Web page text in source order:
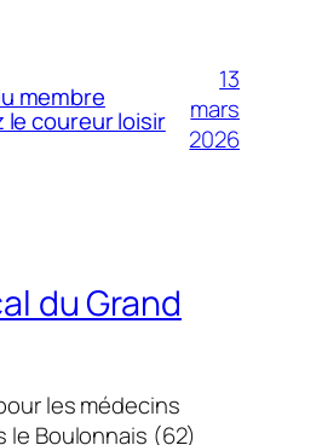
membre
coureur loisir
13
mars
2026
du Grand
les médecins
le Boulonnais (62)